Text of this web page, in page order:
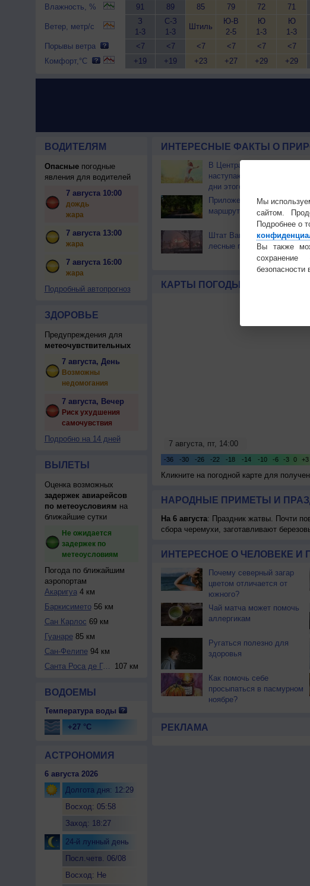
Влажность, %
Ветер, метр/с
Порывы ветра
Комфорт,°C
91
З
1-3
<7
+19
89
С-З
1-3
<7
+19
85
Штиль
<7
+23
79
Ю-В
2-5
<7
+27
72
Ю
1-3
<7
+29
71
Ю
1-3
<7
+29
ВОДИТЕЛЯМ
Опасныепогодные
явления для водителей
7 августа 10:00
дождь
жара
7 августа 13:00
жара
7 августа 16:00
жара
Подробный автопрогноз
ЗДОРОВЬЕ
Предупреждения для
метеочувствительных
7 августа, День
Возможны
недомогания
7 августа, Вечер
Риск ухудшения
самочувствия
Подробно на 14 дней
ВЫЛЕТЫ
Оценка возможных
задержек авиарейсов
по метеоусловиям на
ближайшие сутки
Не ожидается
задержек по
метеоусловиям
Погода по ближайшим
аэропортам
Акаригуа4 км
Баркисимето56 км
Сан Карлос 69 км
Гуанаре85 км
Сан-Фелипе94 км
Санта Роса де Гуа...
107 км
ВОДОЕМЫ
Температура воды
+27 °C
АСТРОНОМИЯ
6 августа 2026
Долгота дня: 12:29
Восход: 05:58
Заход: 18:27
24-й лунный день
Посл.четв. 06/08
Восход: Не
ИНТЕРЕСНЫЕ ФАКТЫ О
В Центральной России
наступают самые жаркие
дни этого лета
Приложение построит
маршрут через тень
Штат Вашингтон охватили
лесные пожары
КАРТЫ ПОГОДЫ
Кликните на погодной карте для
НАРОДНЫЕ ПРИМЕТЫ И
На 6 августа: Праздник жатвы. Почти
сбора черемухи, заготавливают
ИНТЕРЕСНОЕ О ЧЕЛОВЕКЕ И
Почему северный загар
цветом отличается от
южного?
Чай матча может помочь
аллергикам
Ругаться полезно для
здоровья
Как помочь себе
просыпаться в пасмурном
ноябре?
РЕКЛАМА
Мы
сайтом.
Подробнее о
Вы также
безопасности